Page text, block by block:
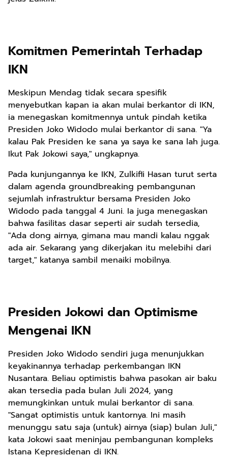
Komitmen Pemerintah Terhadap
IKN
Meskipun Mendag tidak secara spesifik
menyebutkan kapan ia akan mulai berkantor di IKN,
ia menegaskan komitmennya untuk pindah ketika
Presiden Joko Widodo mulai berkantor di sana. "Ya
kalau Pak Presiden ke sana ya saya ke sana lah juga.
Ikut Pak Jokowi saya," ungkapnya.
Pada kunjungannya ke IKN, Zulkifli Hasan turut serta
dalam agenda groundbreaking pembangunan
sejumlah infrastruktur bersama Presiden Joko
Widodo pada tanggal 4 Juni. Ia juga menegaskan
bahwa fasilitas dasar seperti air sudah tersedia,
"Ada dong airnya, gimana mau mandi kalau nggak
ada air. Sekarang yang dikerjakan itu melebihi dari
target," katanya sambil menaiki mobilnya.
Presiden Jokowi dan Optimisme
Mengenai IKN
Presiden Joko Widodo sendiri juga menunjukkan
keyakinannya terhadap perkembangan IKN
Nusantara. Beliau optimistis bahwa pasokan air baku
akan tersedia pada bulan Juli 2024, yang
memungkinkan untuk mulai berkantor di sana.
"Sangat optimistis untuk kantornya. Ini masih
menunggu satu saja (untuk) airnya (siap) bulan Juli,"
kata Jokowi saat meninjau pembangunan kompleks
Istana Kepresidenan di IKN.